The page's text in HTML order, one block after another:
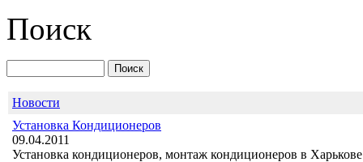
Поиск
Новости
Установка Кондиционеров
09.04.2011
Установка кондиционеров, монтаж кондиционеров в
SATURN CS-12H